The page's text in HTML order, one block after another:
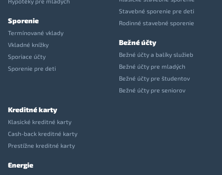
Sporenie
Termínované vklady
Vkladné knížky
Sporiace účty
Sporenie pre deti
Stavebné sporenie pre deti
Rodinné stavebné sporenie
Bežné účty
Bežné účty a balíky služieb
Bežné účty pre mladých
Bežné účty pre študentov
Bežné účty pre seniorov
Kreditné karty
Klasické kreditné karty
Cash-back kreditné karty
Prestížne kreditné karty
Energie